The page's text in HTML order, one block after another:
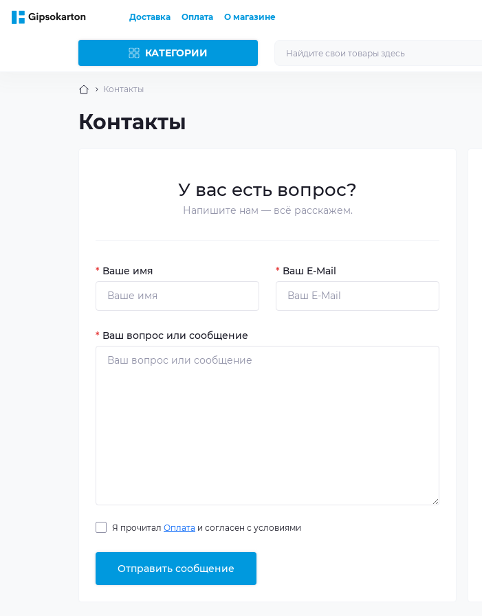
Доставка Оплата О магазине
КАТЕГОРИИ
Контакты
Контакты
У вас есть вопрос?
Напишите нам — всё расскажем.
* Ваше имя * Ваш E-Mail
* Ваш вопрос или сообщение
Я прочитал Оплата и согласен с условиями
Отправить сообщение